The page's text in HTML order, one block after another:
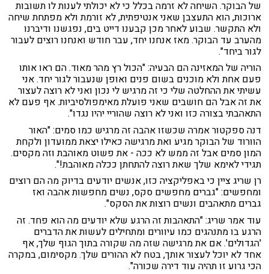
של הבוקר. השיחה לא זרמה בכלל כי לא יכולתי לענות לו תשובות
ארוכות, הוא התעצבן שאני אנטיפתית, לא זורמת ולא מפתחת שיחה
ולא התקשר. שבוע לאחר מכן קבענו דייט בים, נפגשנו ודיברנו
מהערב עד הבוקר. מאז אנחנו יחד, עבר חודש ואנחנו רוצים לעבור
לגור ביחד".
הוריה של המאזינה הם הבעיה: "הכול רץ מהר מאוד. הם ראו אותו
פעם אחת ולא מוכנים בשום פנים ואופן שנעבור לגור יחד. אני
עשיתי את ההחלטה שלי כי זה מרגיש לי נכון ואני לא רוצה לעצור
את זה אבל הם חושבים שאני פועלת מאימפולסיביות. אף פעם לא
התאהבתי בצורה כזו ואני לא רוצה שהוריי יהיו נגדו".
דנה ספקטור אמרה שכשזו אהבה זה מרגיש כמו סמים: "האור
הוורוד של הבוקר מגיע ואת מרגישה כאילו יצאת ממועדון ולקחת
המון סמים אבל זה ממש לא ככה - את פשוט מאוהבת וזה מקסים.
תגידי לאימא שלך שאת רוצה להתחתן ככלה מאוהבת!".
רן שריג ציין כי באפליקציה כזו, אנשים יודעים בדיוק מה הם רוצים
ומחפשים: "גברים מחפשים סקס, נשים מחפשות אהבה ואז
גברים מתאהבים ונשים רוצות את הסקס".
עוד אמר שריג: "התאהבות זה הרגע שלא יודעים מה הוא פחד. זה
הרגע בו מתנהגים כמו עיוורים ומתחילים לעשות את הדברים
'הגדולים'. אם את מרגישה שזה מה שקורה בתוך הגוף שלך, אף
אחד לא יוכל לעצור אותך, בטח לא ההורים שלך. מקסימום, במקרה
הכי גרוע זו תהיה עוד דירה שכורה".